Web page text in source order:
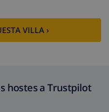
consum d’energia
HOUR)
VILLA ›
hostes a Trustpilot